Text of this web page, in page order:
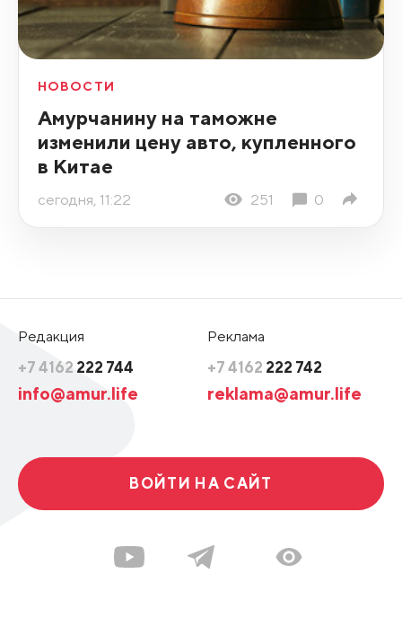
НОВОСТИ
Амурчанину на таможне
изменили цену авто, купленного
в Китае
сегодня, 11:22 251 0
Редакция
+7 4162 222 744
info@amur.life
Реклама
+7 4162 222 742
reklama@amur.life
ВОЙТИ НА САЙТ